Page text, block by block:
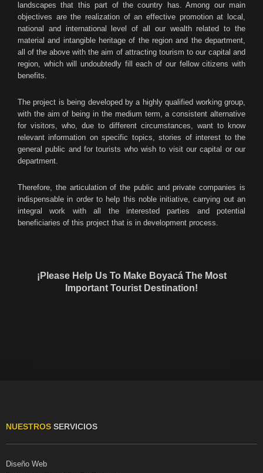
landscapes that this part of the country has. Among our main
objectives are the realization of an effective promotion at local,
national and international level of all our wealth related to the
material and intangible heritage of the region and the department,
all of the above with the aim of attracting tourism to our capital and
region, which will undoubtedly fill each of our fellow citizens with
benefits.
The project is being developed by a highly qualified working group,
with the aim of being in the medium term, a consistent alternative
for visitors, who, due to different circumstances, want to know
relevant information on specific topics, stories of interest to the
general public and for tourists who wish to visit our capital or our
department.
Therefore, the articulation of the public and private companies is
indispensable in order to help this noble initiative, carrying out an
integral work with all the interested parties and potential
beneficiaries of this project that is in development process.
¡Please Help Us To Make Boyacá The Most
Important Tourist Destination!
NUESTROSSERVICIOS
Diseño Web